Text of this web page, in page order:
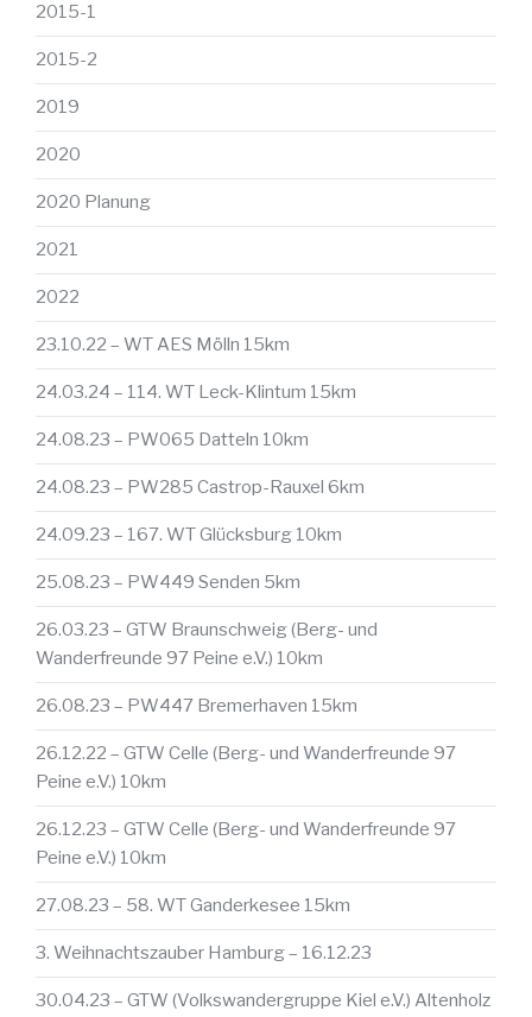
2015-1
2015-2
2019
2020
2020 Planung
2021
2022
23.10.22 – WT AES Mölln 15km
24.03.24 – 114. WT Leck-Klintum 15km
24.08.23 – PW065 Datteln 10km
24.08.23 – PW285 Castrop-Rauxel 6km
24.09.23 – 167. WT Glücksburg 10km
25.08.23 – PW449 Senden 5km
26.03.23 – GTW Braunschweig (Berg- und
Wanderfreunde 97 Peine e.V.) 10km
26.08.23 – PW447 Bremerhaven 15km
26.12.22 – GTW Celle (Berg- und Wanderfreunde 97
Peine e.V.) 10km
26.12.23 – GTW Celle (Berg- und Wanderfreunde 97
Peine e.V.) 10km
27.08.23 – 58. WT Ganderkesee 15km
3. Weihnachtszauber Hamburg – 16.12.23
30.04.23 – GTW (Volkswandergruppe Kiel e.V.) Altenholz